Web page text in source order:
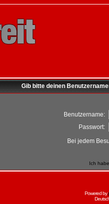
Gib bitte deinen
Benutzername:
Passwort:
Bei jedem
Ich
Powered by